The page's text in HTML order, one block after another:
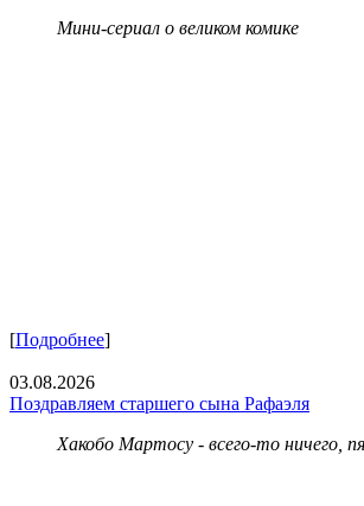
Мини-сериал о великом комике
[Подробнее]
03.08.2026
Поздравляем старшего сына Рафаэля
Хакобо Мартосу - всего-то ничего,